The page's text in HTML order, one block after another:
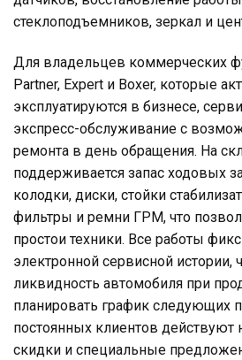
стеклоподъемников, зеркал и
Для владельцев коммерческих
Partner, Expert и Boxer, которые
эксплуатируются в бизнесе,
экспресс-обслуживание с
ремонта в день обращения. На
поддерживается запас ходовых
колодки, диски, стойки
фильтры и ремни ГРМ, что
простои техники. Все работы
электронной сервисной истории,
ликвидность автомобиля при
планировать график следующих
постоянных клиентов действуют
скидки и специальные